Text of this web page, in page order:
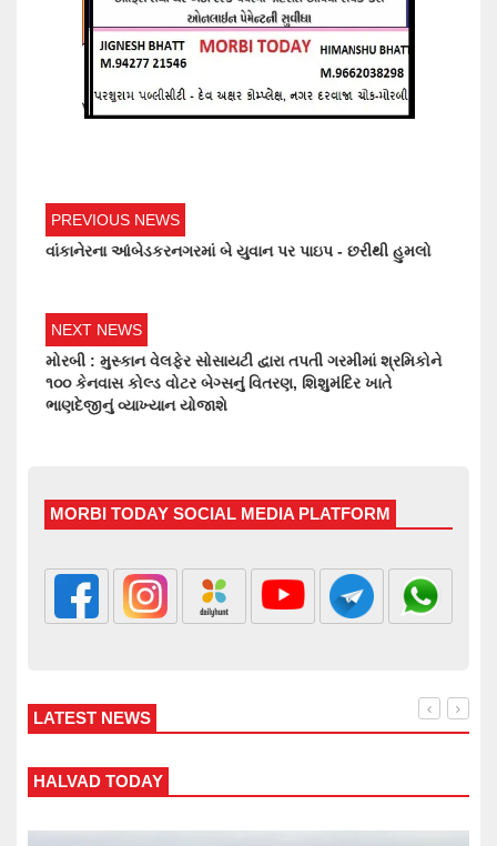
PREVIOUS NEWS
વાંકાનેરના આંબેડકરનગરમાં બે યુવાન પર પાઇપ - છરીથી હુમલો
NEXT NEWS
મોરબી : મુસ્કાન વેલફેર સોસાયટી દ્વારા તપતી ગરમીમાં શ્રમિકોને
૧૦૦ કેનવાસ કોલ્ડ વોટર બેગ્સનું વિતરણ, શિશુમંદિર ખાતે
ભાણદેજીનું વ્યાખ્યાન યોજાશે
MORBI TODAY SOCIAL MEDIA PLATFORM
LATEST NEWS
WANKANER TODAY